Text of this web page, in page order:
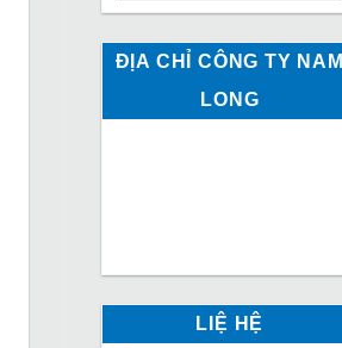
ĐỊA CHỈ CÔNG TY NAM
LONG
LIỆ HỆ